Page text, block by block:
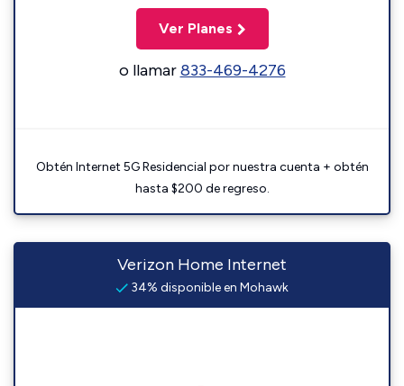
Ver Planes
o llamar833-469-4276
Obtén Internet 5G Residencial por nuestra cuenta + obtén
hasta $200 de regreso.
Verizon Home Internet
34% disponible en Mohawk